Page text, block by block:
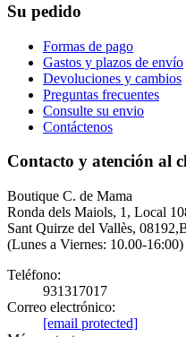
Su pedido
Formas de pago
Gastos y plazos de envío
Devoluciones y cambios
Preguntas frecuentes
Consulte su envio
Contáctenos
Contacto y atención al
Boutique C. de Mama
Ronda dels Maiols, 1, Local
Sant Quirze del Vallès,
(Lunes a Viernes: 10.00-16:00)
Teléfono:
931317017
Correo electrónico:
[email protected]